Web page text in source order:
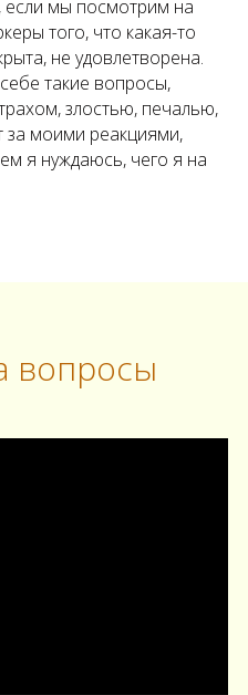
если мы посмотрим на
того, что какая-то
не удовлетворена.
такие вопросы,
злостью, печалью,
за моими реакциями,
я нуждаюсь, чего я на
вопросы